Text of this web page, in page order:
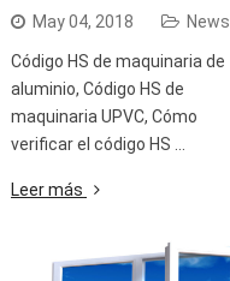
May 04, 2018 News
Código HS de maquinaria de
aluminio, Código HS de
maquinaria UPVC, Cómo
verificar el código HS …
Leer más